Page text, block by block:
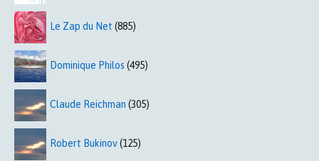
Le Zap du Net (885)
Dominique Philos (495)
Claude Reichman (305)
Robert Bukinov(125)